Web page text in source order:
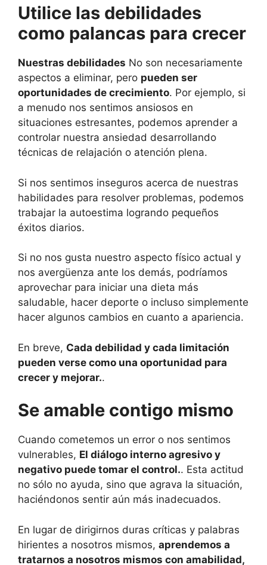
Utilice las debilidades
como palancas para crecer
Nuestras debilidades No son necesariamente
aspectos a eliminar, pero pueden ser
oportunidades de crecimiento. Por ejemplo, si
a menudo nos sentimos ansiosos en
situaciones estresantes, podemos aprender a
controlar nuestra ansiedad desarrollando
técnicas de relajación o atención plena.
Si nos sentimos inseguros acerca de nuestras
habilidades para resolver problemas, podemos
trabajar la autoestima logrando pequeños
éxitos diarios.
Si no nos gusta nuestro aspecto físico actual y
nos avergüenza ante los demás, podríamos
aprovechar para iniciar una dieta más
saludable, hacer deporte o incluso simplemente
hacer algunos cambios en cuanto a apariencia.
En breve, Cada debilidad y cada limitación
pueden verse como una oportunidad para
crecer y mejorar..
Se amable contigo mismo
Cuando cometemos un error o nos sentimos
vulnerables, El diálogo interno agresivo y
negativo puede tomar el control.. Esta actitud
no sólo no ayuda, sino que agrava la situación,
haciéndonos sentir aún más inadecuados.
En lugar de dirigirnos duras críticas y palabras
hirientes a nosotros mismos, aprendemos a
tratarnos a nosotros mismos con amabilidad,